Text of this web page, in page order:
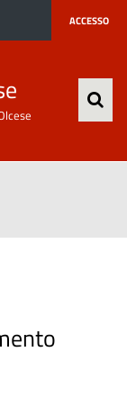
ACCESSO